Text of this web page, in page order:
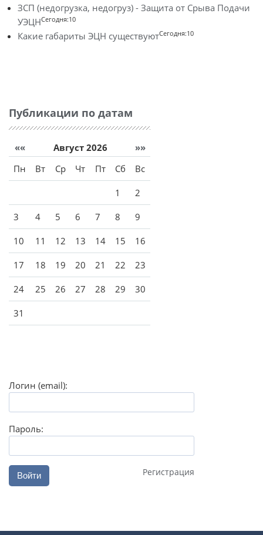
ЗСП (недогрузка, недогруз) - Защита от Срыва Подачи
УЭЦНСегодня:10
Какие габариты ЭЦН существуютСегодня:10
Публикации по датам
«« Август 2026
»»
Пн
Вт Ср Чт Пт Сб Вс
1 2
3 4 5 6 7 8 9
10 11 12 13 14 15 16
17 18 19 20 21 22 23
24 25 26 27 28 29 30
31
Логин (email):
Пароль:
Войти Регистрация